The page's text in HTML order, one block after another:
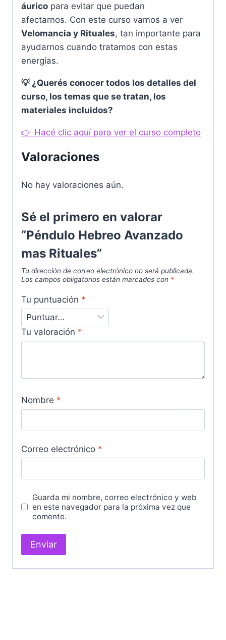
áurico para evitar que puedan
afectarnos. Con este curso vamos a ver
Velomancia y Rituales, tan importante para
ayudarnos cuando tratamos con estas
energías.
💡 ¿Querés conocer todos los detalles del
curso, los temas que se tratan, los
materiales incluidos?
👉 Hacé clic aquí para ver el curso completo
Valoraciones
No hay valoraciones aún.
Sé el primero en valorar
“Péndulo Hebreo Avanzado
mas Rituales”
Tu dirección de correo electrónico no será publicada.
Los campos obligatorios están marcados con *
Tu puntuación *
Tu valoración *
Nombre *
Correo electrónico *
Guarda mi nombre, correo electrónico y web
en este navegador para la próxima vez que
comente.